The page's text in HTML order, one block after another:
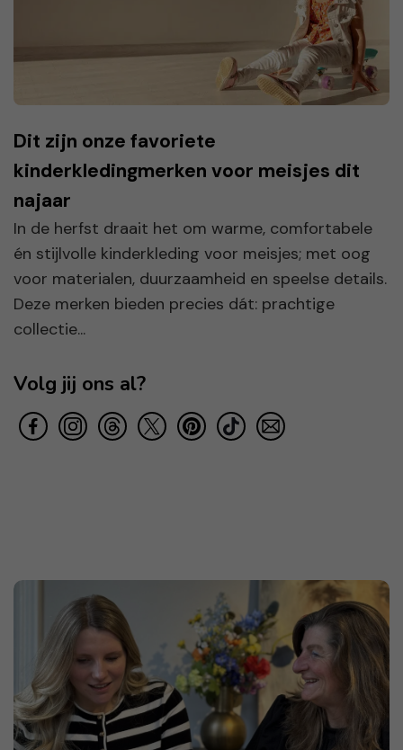
Dit zijn onze favoriete
kinderkledingmerken voor meisjes dit
najaar
In de herfst draait het om warme, comfortabele
én stijlvolle kinderkleding voor meisjes; met oog
voor materialen, duurzaamheid en speelse details.
Deze merken bieden precies dát: prachtige
collectie...
Volg jij ons al?